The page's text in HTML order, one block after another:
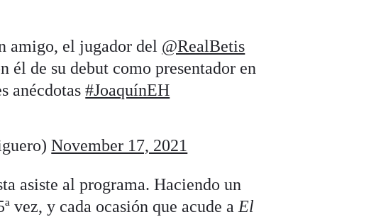
amigo, el jugador del @RealBetis
él de su debut como presentador en
anécdotas#JoaquínEH
November 17, 2021
asiste al programa. Haciendo un
vez, y cada ocasión que acude a El